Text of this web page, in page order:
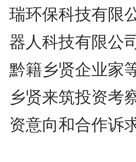
瑞环保科技有限
器人科技有限公
黔籍乡贤企业家
乡贤来筑投资考
资意向和合作诉